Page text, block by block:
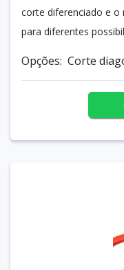
corte diferenciado e o
para diferentes
Opções: Corte